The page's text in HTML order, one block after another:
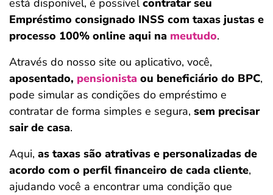
está disponível, é possívelcontratar seu
Empréstimo consignado INSS com taxas justas e
processo 100% online aqui na meutudo.
Através do nosso site ou aplicativo, você,
aposentado, pensionista ou beneficiário do BPC,
pode simular as condições do empréstimo e
contratar de forma simples e segura, sem precisar
sair de casa.
Aqui, as taxas são atrativas e personalizadas de
acordo com o perfil financeiro de cada cliente,
ajudando você a encontrar uma condição que